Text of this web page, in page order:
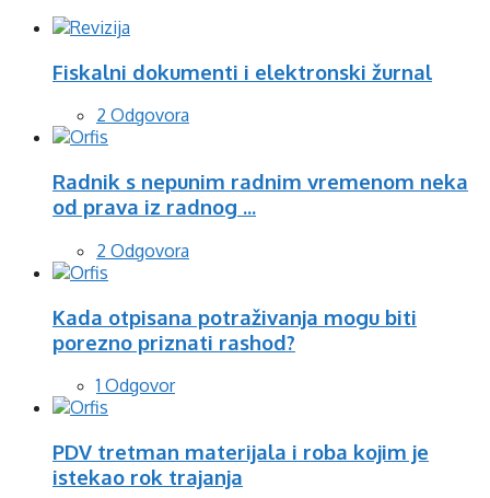
Fiskalni dokumenti i elektronski žurnal
2 Odgovora
Radnik s nepunim radnim vremenom neka
od prava iz radnog ...
2 Odgovora
Kada otpisana potraživanja mogu biti
porezno priznati rashod?
1 Odgovor
PDV tretman materijala i roba kojim je
istekao rok trajanja